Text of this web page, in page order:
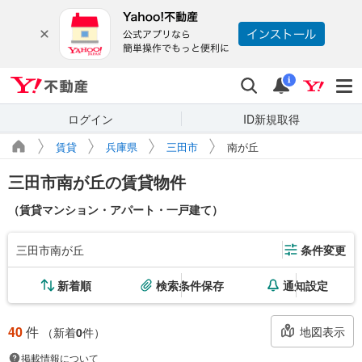
検索 通知
i
ログイン ID新規取得
賃貸 兵庫県 三田市 南が丘
三田市南が丘の賃貸物件
（賃貸マンション・アパート・一戸建て）
三田市南が丘 条件変更
新着順 検索条件保存 通知設定
40件 （新着0件） 地図表示
掲載情報について